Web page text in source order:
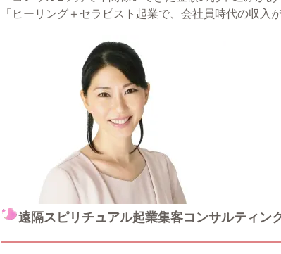
「ヒーリング＋セラピスト起業で、会社員時代の収入
遠隔スピリチュアル起業集客コンサルティン